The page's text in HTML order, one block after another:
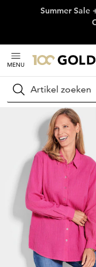
Skip naarSummer Sale
MENU
Zoeken
Thuis Damesmode